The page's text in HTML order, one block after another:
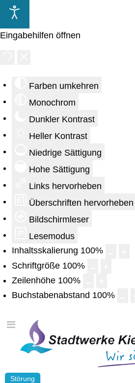
Eingabehilfen öffnen
Farben umkehren
Monochrom
Dunkler Kontrast
Heller Kontrast
Niedrige Sättigung
Hohe Sättigung
Links hervorheben
Überschriften hervorheben
Bildschirmleser
Lesemodus
Inhaltsskalierung 100%
Schriftgröße 100%
Zeilenhöhe 100%
Buchstabenabstand 100%
Störung